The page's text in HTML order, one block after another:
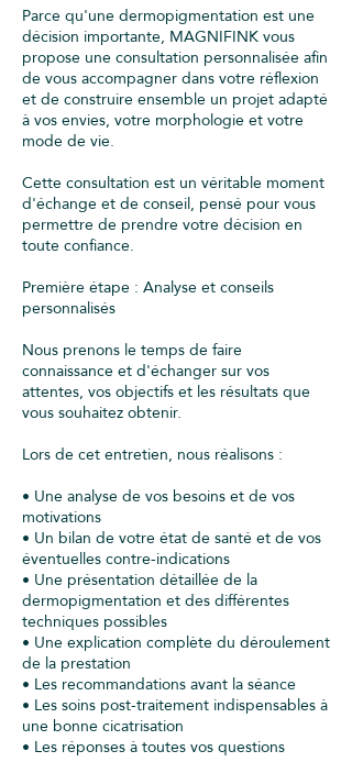
Parce qu'une dermopigmentation est une
décision importante, MAGNIFINK vous
propose une consultation personnalisée afin
de vous accompagner dans votre réflexion
et de construire ensemble un projet adapté
à vos envies, votre morphologie et votre
mode de vie.
Cette consultation est un véritable moment
d'échange et de conseil, pensé pour vous
permettre de prendre votre décision en
toute confiance.
Première étape : Analyse et conseils
personnalisés
Nous prenons le temps de faire
connaissance et d'échanger sur vos
attentes, vos objectifs et les résultats que
vous souhaitez obtenir.
Lors de cet entretien, nous réalisons :
• Une analyse de vos besoins et de vos
motivations
• Un bilan de votre état de santé et de vos
éventuelles contre-indications
• Une présentation détaillée de la
dermopigmentation et des différentes
techniques possibles
• Une explication complète du déroulement
de la prestation
• Les recommandations avant la séance
• Les soins post-traitement indispensables à
une bonne cicatrisation
• Les réponses à toutes vos questions